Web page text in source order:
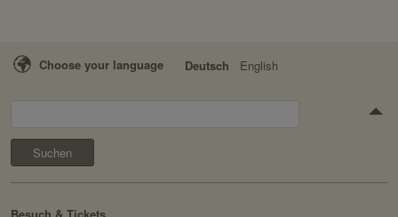
Choose your language Deutsch English